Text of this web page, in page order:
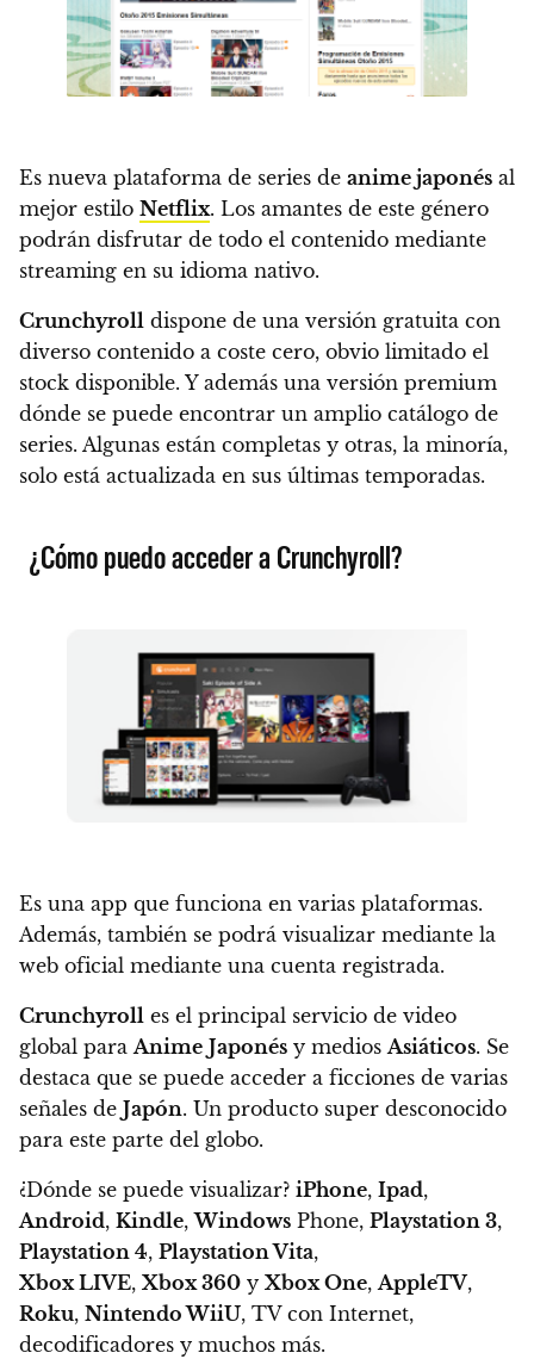
Es nueva plataforma de series de anime japonés al
mejor estilo Netflix. Los amantes de este género
podrán disfrutar de todo el contenido mediante
streaming en su idioma nativo.
Crunchyroll dispone de una versión gratuita con
diverso contenido a coste cero, obvio limitado el
stock disponible. Y además una versión premium
dónde se puede encontrar un amplio catálogo de
series. Algunas están completas y otras, la minoría,
solo está actualizada en sus últimas temporadas.
¿Cómo puedo acceder a Crunchyroll?
Es una app que funciona en varias plataformas.
Además, también se podrá visualizar mediante la
web oficial mediante una cuenta registrada.
Crunchyroll es el principal servicio de video
global paraAnime Japonés y mediosAsiáticos. Se
destaca que se puede acceder a ficciones de varias
señales de Japón. Un producto super desconocido
para este parte del globo.
¿Dónde se puede visualizar? iPhone, Ipad,
Android, Kindle,Windows Phone, Playstation 3,
Playstation 4, Playstation Vita,
Xbox LIVE, Xbox 360 y Xbox One,AppleTV,
Roku, Nintendo WiiU, TV con Internet,
decodificadores y muchos más.